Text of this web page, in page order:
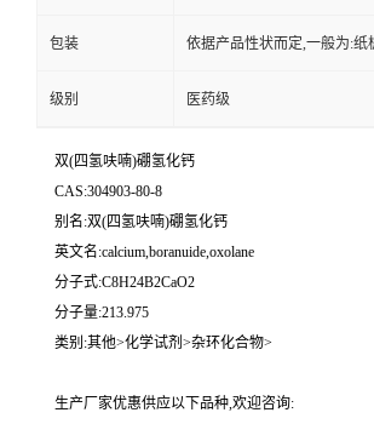
包装 依据产品性状而定,一般为:纸
级别 医药级
双(四氢呋喃)硼氢化钙
CAS:304903-80-8
别名:双(四氢呋喃)硼氢化钙
英文名:calcium,boranuide,oxolane
分子式:C8H24B2CaO2
分子量:213.975
类别:其他>化学试剂>杂环化合物>
生产厂家优惠供应以下品种,欢迎咨询: